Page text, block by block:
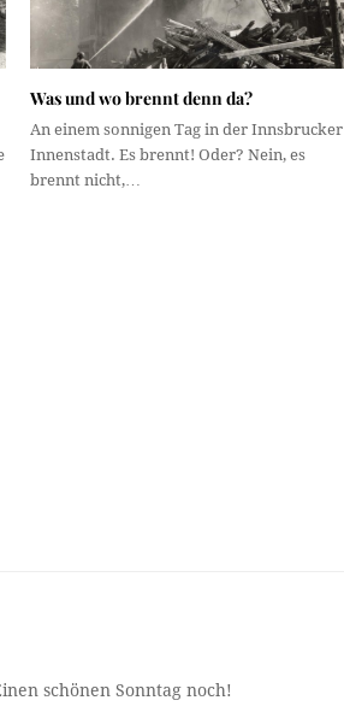
Was und wo brennt denn da?
An einem sonnigen Tag in der Innsbrucker
Innenstadt. Es brennt! Oder? Nein, es
brennt nicht,…
schönen Sonntag noch!